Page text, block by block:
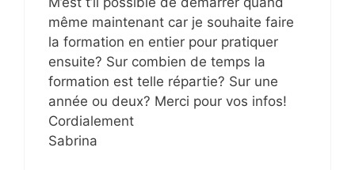
même maintenant car je souhaite faire
la formation en entier pour pratiquer
ensuite? Sur combien de temps la
formation est telle répartie? Sur une
année ou deux? Merci pour vos infos!
Cordialement
Sabrina